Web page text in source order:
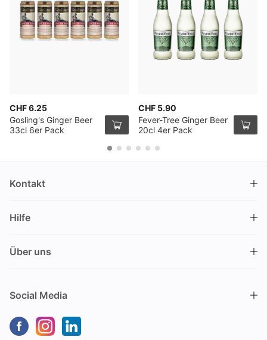
CHF 6.25
Gosling's Ginger Beer
33cl 6er Pack
CHF 5.90
Fever-Tree Ginger Beer
20cl 4er Pack
Kontakt
Nüschelerstrasse 35
Schweiz
info@drinks.ch
9.00 – 12.00 und 13.30 – 17.00
Hilfe
Lieferung & Abholung
Zahlungsoptionen
Transportschaden
Über uns
Über uns
Nachhaltigkeit
Social Media